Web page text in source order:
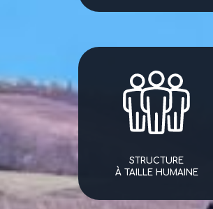
STRUCTURE
À TAILLE HUMAINE